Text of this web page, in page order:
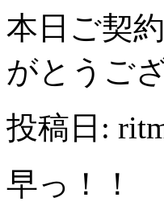
本日ご契
がとうご
投稿日:
早っ！！